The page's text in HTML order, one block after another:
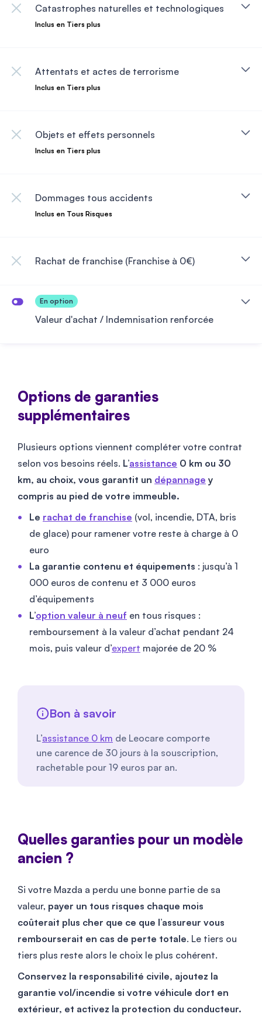
Catastrophes naturelles et technologiques
Inclus en Tiers plus
Attentats et actes de terrorisme
Inclus en Tiers plus
Objets et effets personnels
Inclus en Tiers plus
Dommages tous accidents
Inclus en Tous Risques
Rachat de franchise (Franchise à 0€)
Valeur d'achat / Indemnisation renforcée
Options de garanties
supplémentaires
Plusieurs options viennent compléter votre contrat
selon vos besoins réels. L’assistance 0 km ou 30
km, au choix, vous garantit un dépannage y
compris au pied de votre immeuble.
Le rachat de franchise (vol, incendie, DTA, bris
de glace) pour ramener votre reste à charge à 0
euro
La garantie contenu et équipements : jusqu’à 1
000 euros de contenu et 3 000 euros
d’équipements
L’option valeur à neuf en tous risques :
remboursement à la valeur d’achat pendant 24
mois, puis valeur d’expert majorée de 20 %
Bon à savoir
L’assistance 0 km de Leocare comporte
une carence de 30 jours à la souscription,
rachetable pour 19 euros par an.
Quelles garanties pour un modèle
ancien ?
Si votre Mazda a perdu une bonne partie de sa
valeur, payer un tous risques chaque mois
coûterait plus cher que ce que l’assureur vous
rembourserait en cas de perte totale. Le tiers ou
tiers plus reste alors le choix le plus cohérent.
Conservez la responsabilité civile, ajoutez la
garantie vol/incendie si votre véhicule dort en
extérieur, et activez la protection du conducteur.